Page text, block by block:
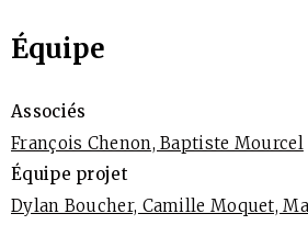
Équipe
Associés
François Chenon, Baptiste Mourcel
Équipe projet
Dylan Boucher, Camille Moquet,